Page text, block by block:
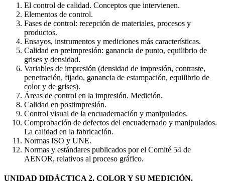
El control de calidad. Conceptos que intervienen.
Elementos de control.
Fases de control: recepción de materiales, procesos y
productos.
Ensayos, instrumentos y mediciones más características.
Calidad en preimpresión: ganancia de punto, equilibrio de
grises y densidad.
Variables de impresión (densidad de impresión, contraste,
penetración, fijado, ganancia de estampación, equilibrio de
color y de grises).
Áreas de control en la impresión. Medición.
Calidad en postimpresión.
Control visual de la encuadernación y manipulados.
Comprobación de defectos del encuadernado y manipulados.
La calidad en la fabricación.
Normas ISO y UNE.
Normas y estándares publicados por el Comité 54 de
AENOR, relativos al proceso gráfico.
UNIDAD DIDÁCTICA 2. COLOR Y SU MEDICIÓN.